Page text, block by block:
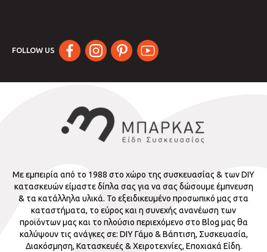
FOLLOW US
Με εμπειρία από το 1988 στο χώρο της συσκευασίας & των DIY
κατασκευών είμαστε δίπλα σας για να σας δώσουμε έμπνευση
& τα κατάλληλα υλικά. Το εξειδικευμένο προσωπικό μας στα
καταστήματα, το εύρος και η συνεχής ανανέωση των
προϊόντων μας και το πλούσιο περιεχόμενο στο Blog μας θα
καλύψουν τις ανάγκες σε: DIY Γάμο & Βάπτιση, Συσκευασία,
Διακόσμηση, Κατασκευές & Χειροτεχνίες, Εποχιακά Είδη.